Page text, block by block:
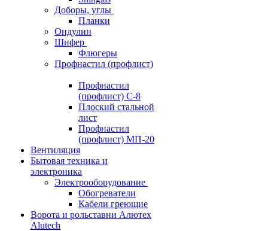
Доборы, углы
Планки
Ондулин
Шифер
Флюгеры
Профнастил (профлист)
Профнастил
(профлист) С-8
Плоский стальной
лист
Профнастил
(профлист) МП-20
Вентиляция
Бытовая техника и
электроника
Электрооборудование
Обогреватели
Кабели греющие
Ворота и рольставни Алютех
Alutech